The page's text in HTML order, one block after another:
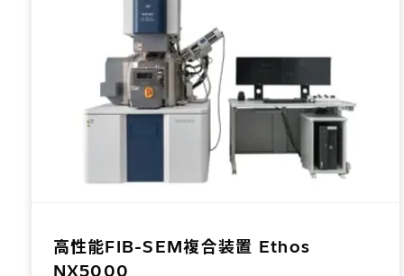
高性能FIB-SEM複合装置 Ethos
NX5000